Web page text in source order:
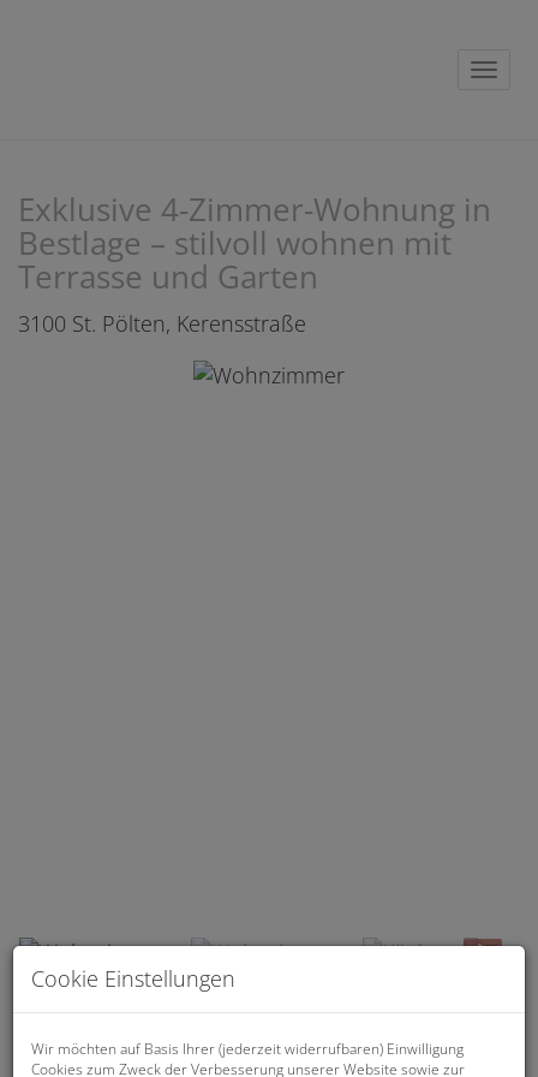
Exklusive 4-Zimmer-Wohnung in
Bestlage – stilvoll wohnen mit
Terrasse und Garten
3100 St. Pölten, Kerensstraße
Beschreibung
Cookie Einstellungen
Wir möchten auf Basis Ihrer (jederzeit widerrufbaren) Einwilligung
Cookies zum Zweck der Verbesserung unserer Website sowie zur